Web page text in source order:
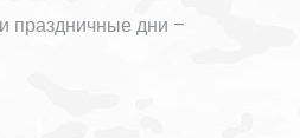
праздничные дни –